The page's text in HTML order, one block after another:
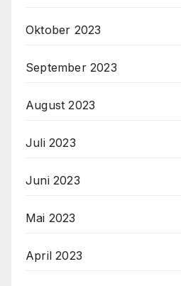
Oktober 2023
September 2023
August 2023
Juli 2023
Juni 2023
Mai 2023
April 2023